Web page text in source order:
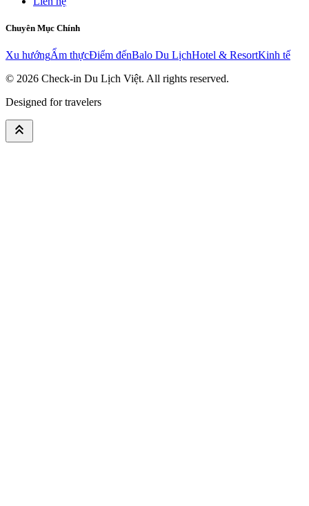
Chuyên Mục Chính
Xu hướngẨm thựcĐiểm đếnBalo Du LịchHotel & ResortKinh tế
© 2026 Check-in Du Lịch Việt. All rights reserved.
Designed for travelers
keyboard_double_arrow_up